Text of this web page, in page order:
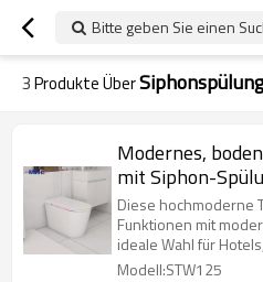
Bitte geben Sie einen
3Produkte ÜberSiphonspülung
Modernes,
mit Siphon-
– Erweiterte
moderne
Diese hochmoderne
Funktionen mit
ideale Wahl für
Gewerberäume.
Modell:STW125